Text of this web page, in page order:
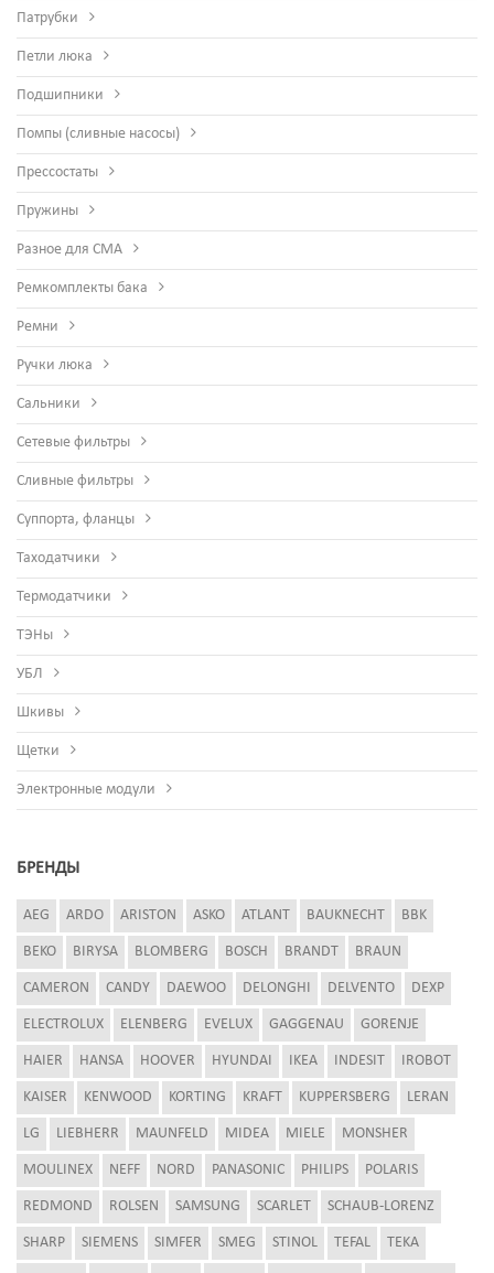
Патрубки
Петли люка
Подшипники
Помпы (сливные насосы)
Прессостаты
Пружины
Разное для СМА
Ремкомплекты бака
Ремни
Ручки люка
Сальники
Сетевые фильтры
Сливные фильтры
Суппорта, фланцы
Таходатчики
Термодатчики
ТЭНы
УБЛ
Шкивы
Щетки
Электронные модули
БРЕНДЫ
AEG ARDO ARISTON ASKO ATLANT BAUKNECHT BBK
BEKO BIRYSA BLOMBERG BOSCH BRANDT BRAUN
CAMERON CANDY DAEWOO DELONGHI DELVENTO DEXP
ELECTROLUX ELENBERG EVELUX GAGGENAU GORENJE
HAIER HANSA HOOVER HYUNDAI IKEA INDESIT IROBOT
KAISER KENWOOD KORTING KRAFT KUPPERSBERG LERAN
LG LIEBHERR MAUNFELD MIDEA MIELE MONSHER
MOULINEX NEFF NORD PANASONIC PHILIPS POLARIS
REDMOND ROLSEN SAMSUNG SCARLET SCHAUB-LORENZ
SHARP SIEMENS SIMFER SMEG STINOL TEFAL TEKA